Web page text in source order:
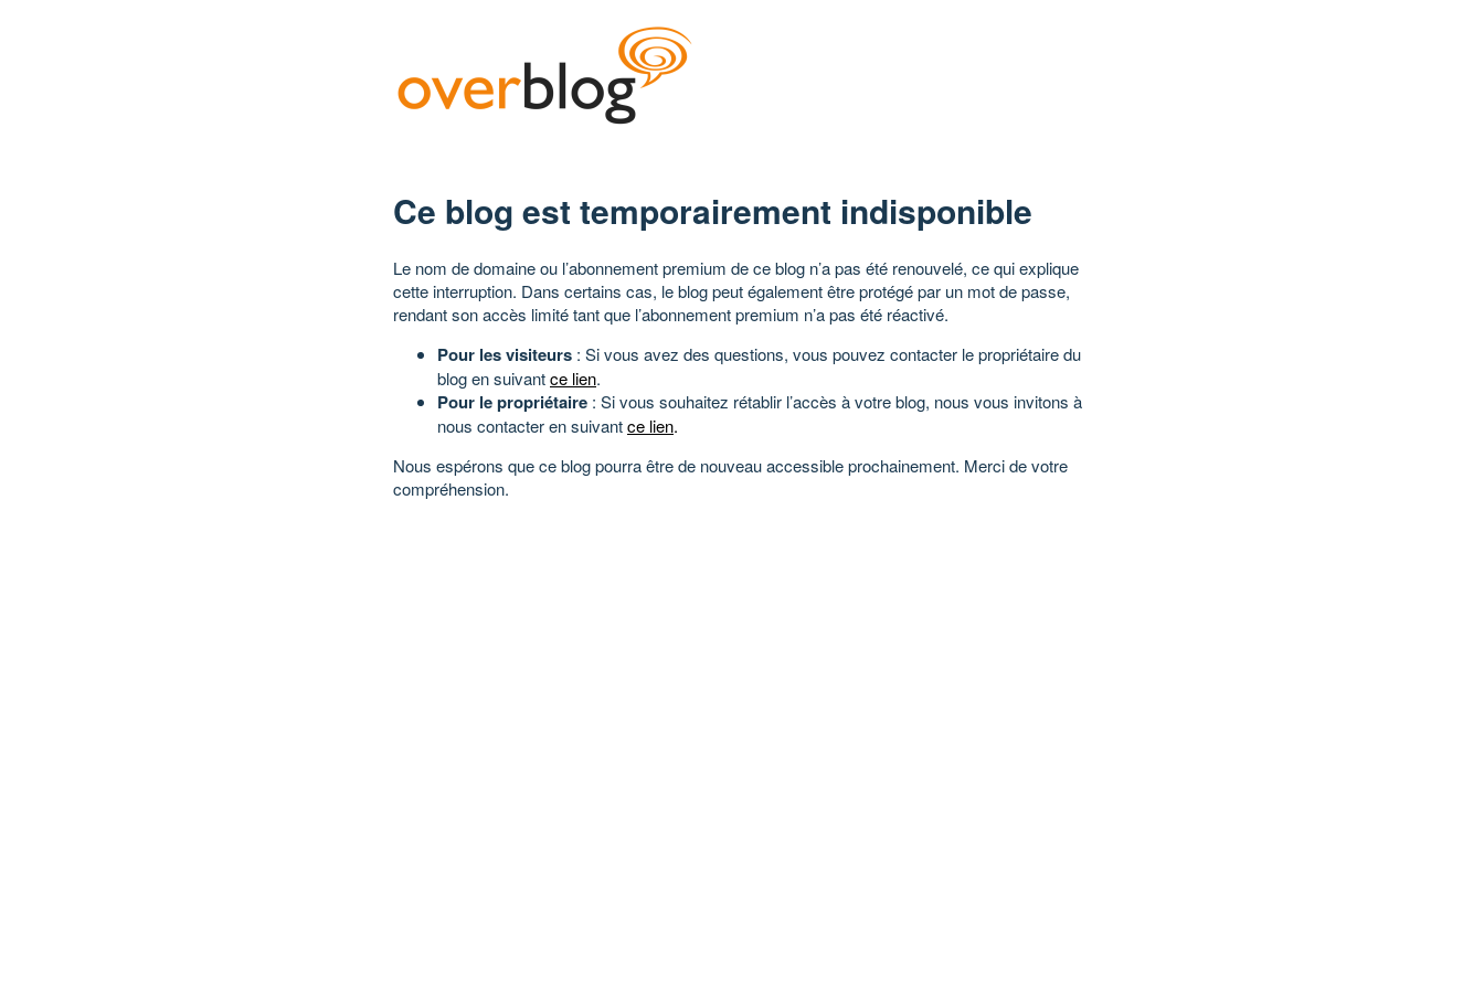
Ce blog est temporairement indisponible
Le nom de domaine ou l’abonnement premium de ce blog n’a pas été renouvelé, ce qui explique
cette interruption. Dans certains cas, le blog peut également être protégé par un mot de passe,
rendant son accès limité tant que l’abonnement premium n’a pas été réactivé.
Pour les visiteurs : Si vous avez des questions, vous pouvez contacter le propriétaire du
blog en suivantce lien.
Pour le propriétaire : Si vous souhaitez rétablir l’accès à votre blog, nous vous invitons à
nous contacter en suivantce lien.
Nous espérons que ce blog pourra être de nouveau accessible prochainement. Merci de votre
compréhension.